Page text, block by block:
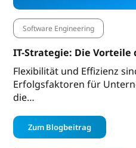
Software Engineering
IT-Strategie: Die Vorteile
Flexibilität und Effizienz
Erfolgsfaktoren für
die…
Zum Blogbeitrag